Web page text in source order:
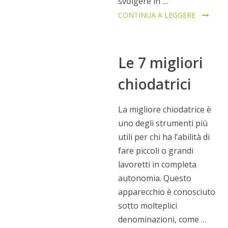
CONTINUA A LEGGERE
Le 7 migliori
chiodatrici
La migliore chiodatrice è
uno degli strumenti più
utili per chi ha l’abilità di
fare piccoli o grandi
lavoretti in completa
autonomia. Questo
apparecchio è conosciuto
sotto molteplici
denominazioni, come …